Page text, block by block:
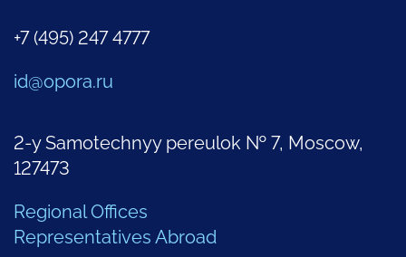
+7 (495) 247 4777
id@opora.ru
2-y Samotechnyy pereulok № 7, Moscow,
127473
Regional Offices
Representatives Abroad